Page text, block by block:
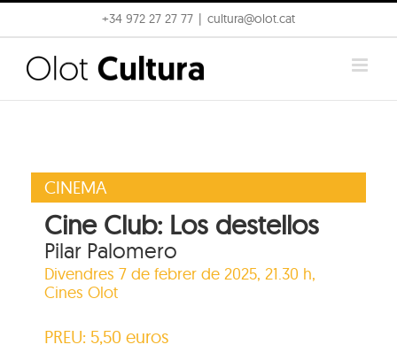
to
content
+34 972 27 27 77 cultura@olot.cat
CINEMA
Cine Club: Los destellos
Pilar Palomero
Divendres 7 de febrer de 2025, 21.30 h,
Cines Olot
PREU: 5,50 euros